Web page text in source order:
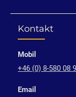
Kontakt
Mobil
+46 (0) 8-580 08
Email